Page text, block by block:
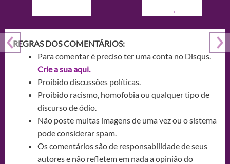
→
REGRAS DOS COMENTÁRIOS:
Para comentar é preciso ter uma conta no Disqus.
Crie a sua aqui.
Proibido discussões políticas.
Proibido racismo, homofobia ou qualquer tipo de
discurso de ódio.
Não poste muitas imagens de uma vez ou o sistema
pode considerar spam.
Os comentários são de responsabilidade de seus
autores e não refletem em nada a opinião do